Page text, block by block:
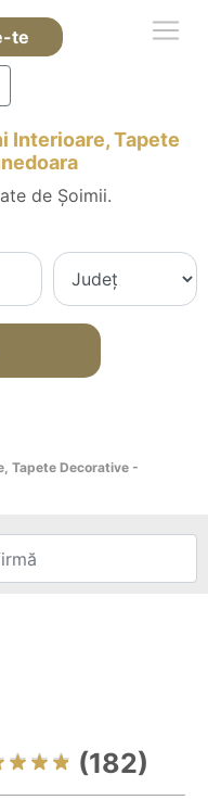
te
Interioare, Tapete
de Șoimii.
Tapete Decorative -
(182)